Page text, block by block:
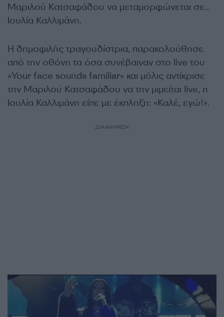
Μαριλού Κατσαφάδου να μεταμορφώνεται σε…
Ιουλία Καλλιμάνη.
Η δημοφιλής τραγουδίστρια, παρακολούθησε
από την οθόνη τα όσα συνέβαιναν στο live του
«Your face sounds familiar» και μόλις αντίκρισε
την Μαριλού Κατσαφάδου να την μιμείται live, η
Ιουλία Καλλιμάνη είπε με έκπληξη: «Καλέ, εγώ!».
ΔΙΑΦΗΜΙΣΗ